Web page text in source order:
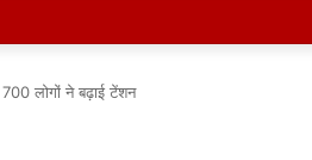
लोगों ने बढ़ाई टेंशन